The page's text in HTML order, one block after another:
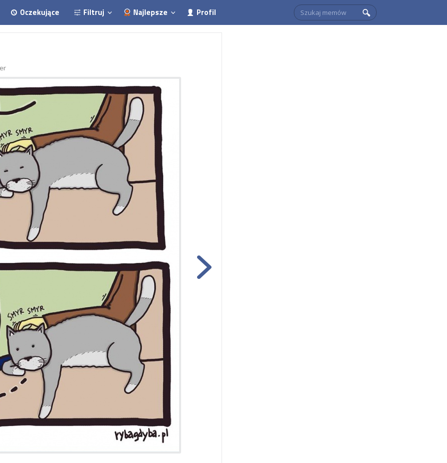
Oczekujące Filtruj Najlepsze Profil